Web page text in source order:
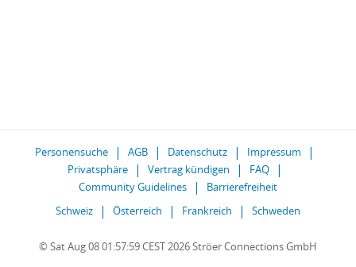
Personensuche AGB Datenschutz
Impressum
Privatsphäre
Vertrag kündigen
FAQ
Community Guidelines
Barrierefreiheit
Schweiz
Österreich Frankreich Schweden
© Sat Aug 08 01:57:59 CEST 2026 Ströer Connections GmbH